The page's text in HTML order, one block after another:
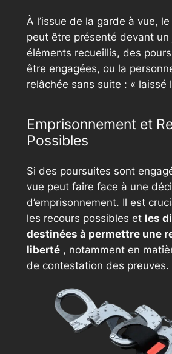
À l’issue de la garde à vue,
peut être présenté devant un
éléments recueillis, des
être engagées, ou la
relâchée sans suite : « laissé
Emprisonnement et
Possibles
Si des poursuites sont
vue peut faire face à une
d’emprisonnement. Il est
les recours possibles et les
destinées à permettre une
liberté, notamment en
de contestation des preuves.